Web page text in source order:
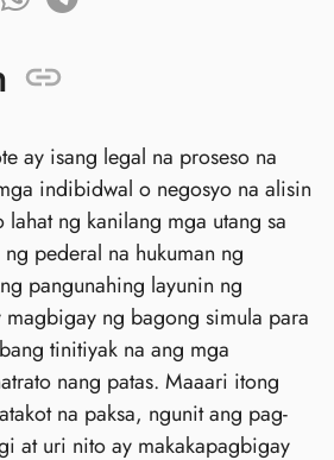
ay isang legal na proseso na
indibidwal o negosyo na alisin
ng kanilang mga utang sa
pederal na hukuman ng
pangunahing layunin ng
magbigay ng bagong simula para
tinitiyak na ang mga
nang patas. Maaari itong
na paksa, ngunit ang pag-
at uri nito ay makakapagbigay